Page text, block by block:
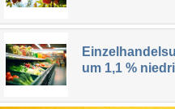
um 1,1 %